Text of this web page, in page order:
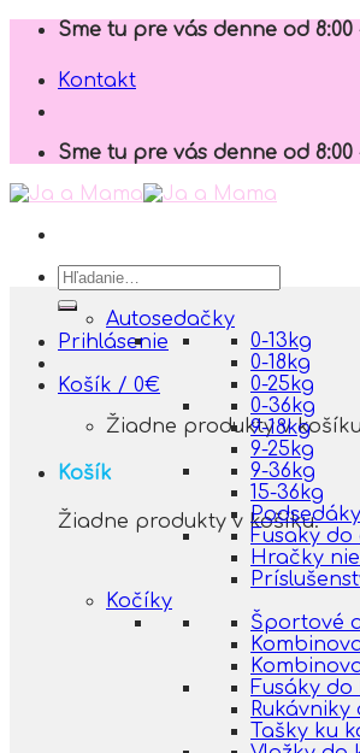
Skip
content
Sme tu pre vás denne od 8:00
Kontakt
Sme tu pre vás denne od 8:00
Hľadať:
Prihlásenie
Košík / 0€
Žiadne produkty v
Košík
Žiadne produkty v košíku.
Autosedačky
0-13kg
0-18kg
0-25kg
0-36kg
9-18kg
9-25kg
9-36kg
15-36kg
Podsedáky
Fusaky
Hračky
Kočíky
Športové
Fusáky
Tašky ku